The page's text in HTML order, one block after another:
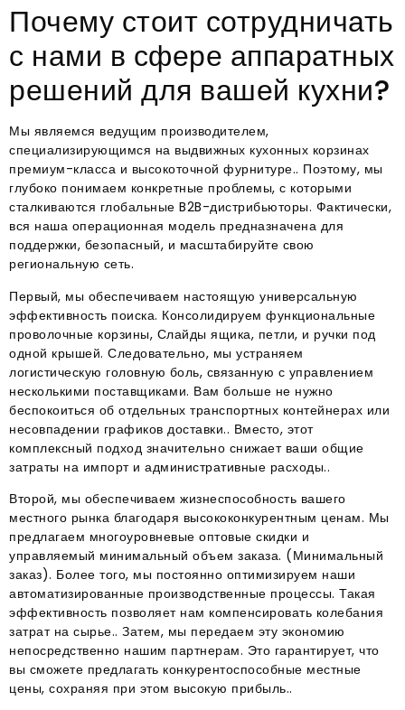
Почему стоит сотрудничать
с нами в сфере аппаратных
решений для вашей кухни?
Мы являемся ведущим производителем,
специализирующимся на выдвижных кухонных корзинах
премиум-класса и высокоточной фурнитуре.. Поэтому, мы
глубоко понимаем конкретные проблемы, с которыми
сталкиваются глобальные B2B-дистрибьюторы. Фактически,
вся наша операционная модель предназначена для
поддержки, безопасный, и масштабируйте свою
региональную сеть.
Первый, мы обеспечиваем настоящую универсальную
эффективность поиска. Консолидируем функциональные
проволочные корзины, Слайды ящика, петли, и ручки под
одной крышей. Следовательно, мы устраняем
логистическую головную боль, связанную с управлением
несколькими поставщиками. Вам больше не нужно
беспокоиться об отдельных транспортных контейнерах или
несовпадении графиков доставки.. Вместо, этот
комплексный подход значительно снижает ваши общие
затраты на импорт и административные расходы..
Второй, мы обеспечиваем жизнеспособность вашего
местного рынка благодаря высококонкурентным ценам. Мы
предлагаем многоуровневые оптовые скидки и
управляемый минимальный объем заказа. (Минимальный
заказ). Более того, мы постоянно оптимизируем наши
автоматизированные производственные процессы. Такая
эффективность позволяет нам компенсировать колебания
затрат на сырье.. Затем, мы передаем эту экономию
непосредственно нашим партнерам. Это гарантирует, что
вы сможете предлагать конкурентоспособные местные
цены, сохраняя при этом высокую прибыль..